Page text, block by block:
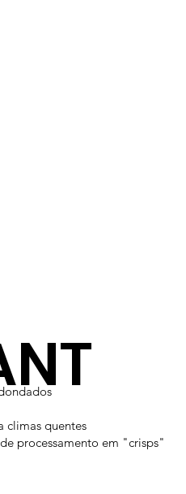
climas quentes
processamento em "crisps"